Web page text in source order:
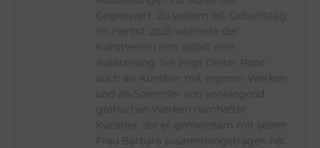
Gegenwart. Zu seinem 90. Geburtstag
im Herbst 2025 widmete der
Kunstverein ihm selbst eine
Ausstellung. Sie zeigt Dieter Pape
auch als Künstler mit eigenen Werken
und als Sammler von vorwiegend
grafischen Werken namhafter
Künstler, die er gemeinsam mit seiner
Frau Barbara zusammengetragen hat.